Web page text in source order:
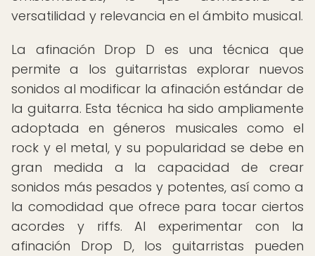
versatilidad y relevancia en el ámbito musical.
La afinación Drop D es una técnica que
permite a los guitarristas explorar nuevos
sonidos al modificar la afinación estándar de
la guitarra. Esta técnica ha sido ampliamente
adoptada en géneros musicales como el
rock y el metal, y su popularidad se debe en
gran medida a la capacidad de crear
sonidos más pesados y potentes, así como a
la comodidad que ofrece para tocar ciertos
acordes y riffs. Al experimentar con la
afinación Drop D, los guitarristas pueden